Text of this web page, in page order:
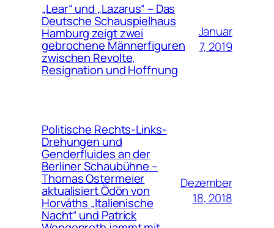
„Lear“ und „Lazarus“ – Das
Deutsche Schauspielhaus
Hamburg zeigt zwei
gebrochene Männerfiguren
zwischen Revolte,
Resignation und Hoffnung
Januar
7, 2019
Politische Rechts-Links-
Drehungen und
Genderfluides an der
Berliner Schaubühne –
Thomas Ostermeier
aktualisiert Ödön von
Horváths „Italienische
Nacht“ und Patrick
Dezember
18, 2018